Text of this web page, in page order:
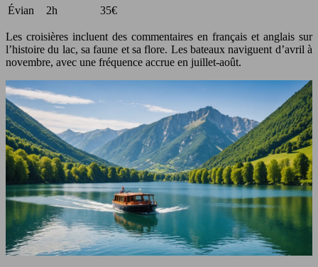
Évian
2h 35€
Les croisières incluent des commentaires en français et anglais sur
l’histoire du lac, sa faune et sa flore. Les bateaux naviguent d’avril à
novembre, avec une fréquence accrue en juillet-août.